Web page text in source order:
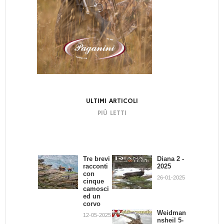
ULTIMI ARTICOLI
PIÙ LETTI
Tre brevi
racconti
con
cinque
camosci
ed un
corvo
12-05-2025
Diana 2 -
2025
26-01-2025
Weidman
nsheil 5-
Bando di
Concors
o:
Scrivend
o e
Cacciand
o
30-09-2013
La
dignità
Cacciator